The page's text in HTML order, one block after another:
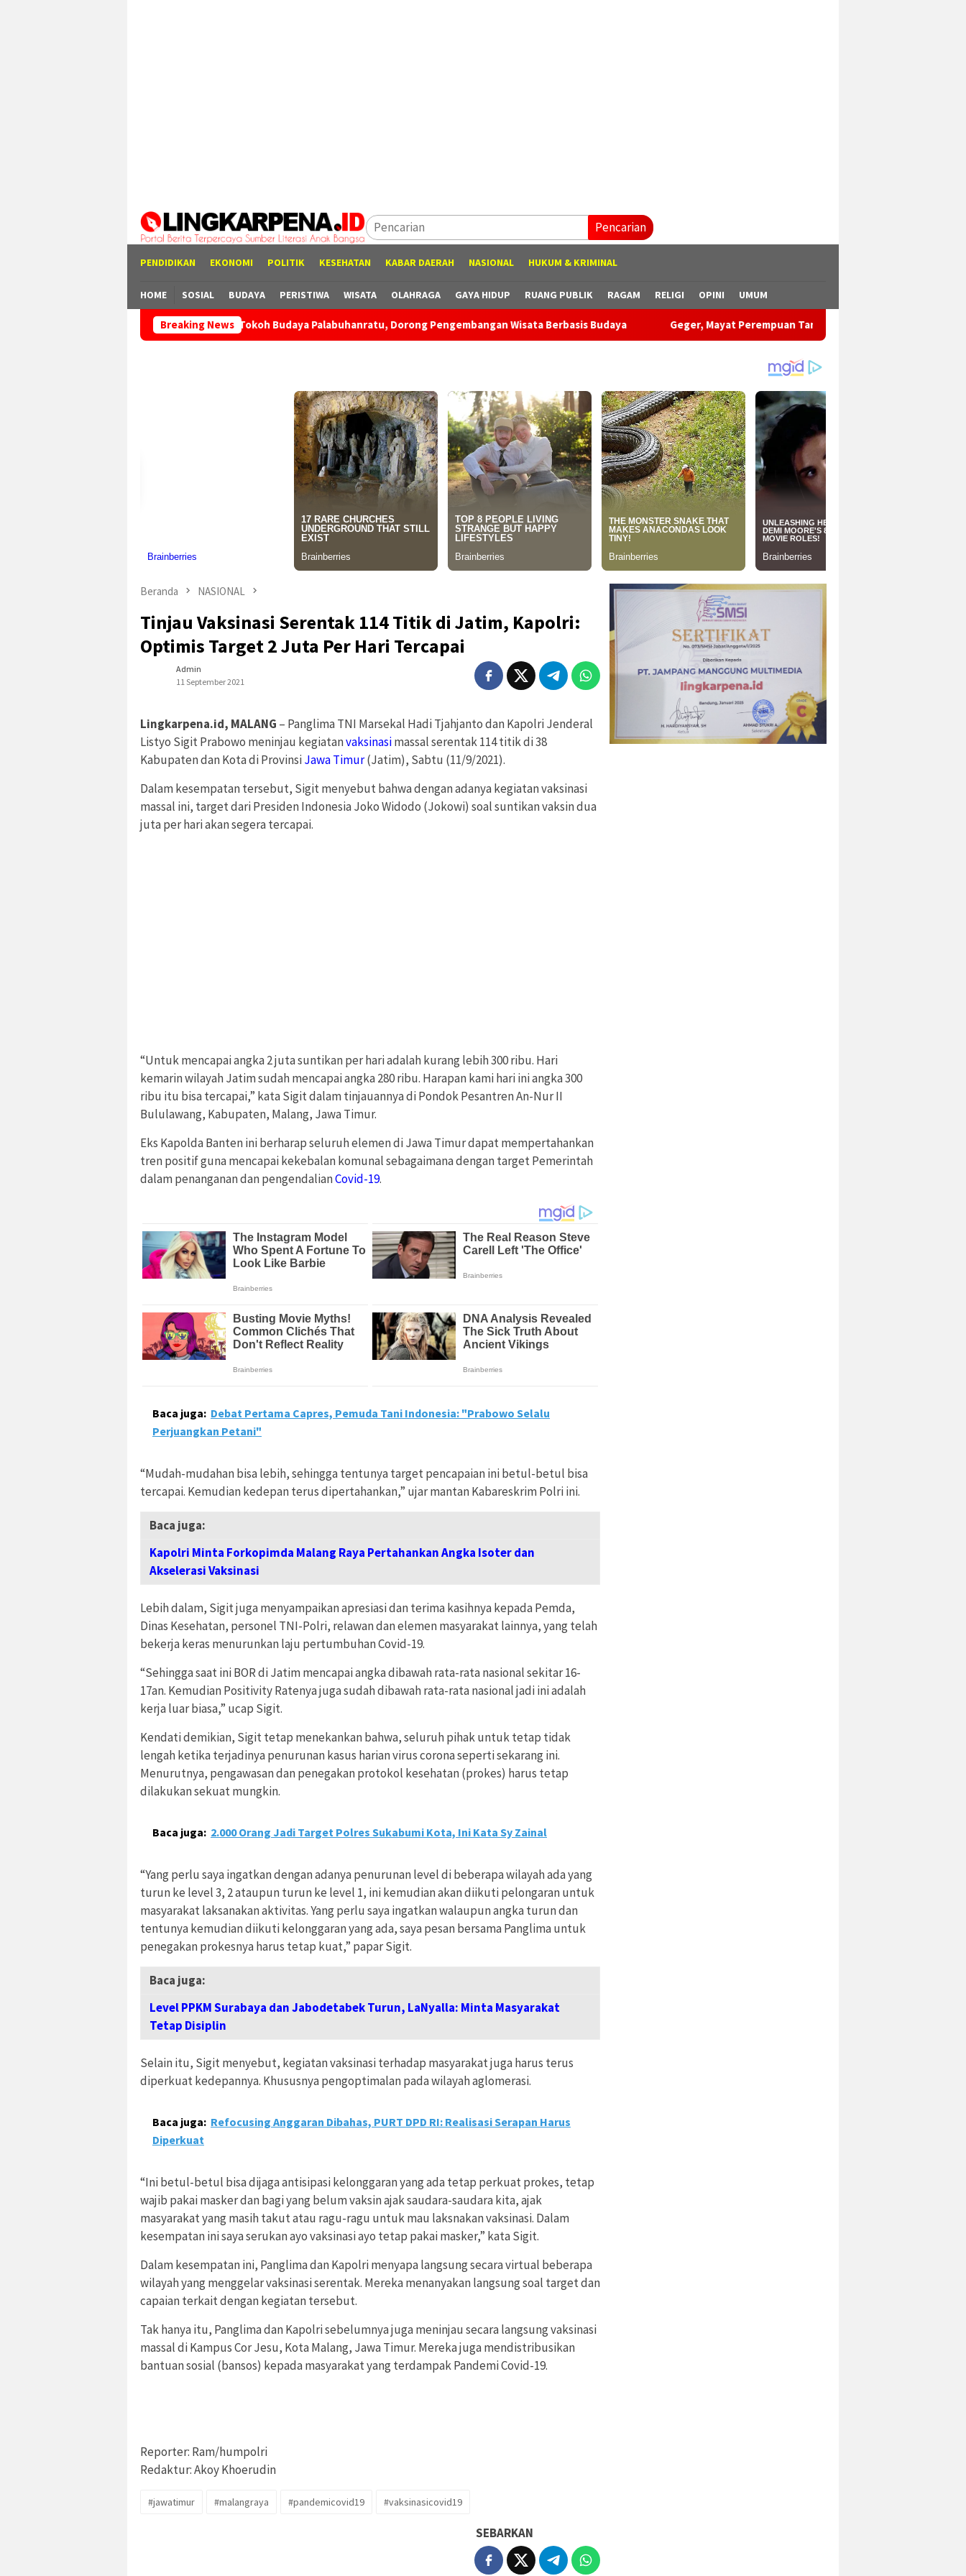
Pencarian
PENDIDIKAN EKONOMI POLITIK KESEHATAN KABAR DAERAH NASIONAL HUKUM & KRIMINAL
HOME SOSIAL BUDAYA PERISTIWA WISATA OLAHRAGA GAYA HIDUP RUANG PUBLIK RAGAM RELIGI OPINI UMUM
Breaking News
Sukabumi Sambangi Tokoh Budaya Palabuhanratu, Dorong Pengembangan Wisata Berbasis Budaya Geger, Mayat Perempuan Tanpa Identitas Ditemukan Mengambang di Sungai
Beranda NASIONAL
Tinjau Vaksinasi Serentak 114 Titik di Jatim, Kapolri:
Optimis Target 2 Juta Per Hari Tercapai
Admin
11 September 2021
Lingkarpena.id, MALANG – Panglima TNI Marsekal Hadi Tjahjanto dan Kapolri Jenderal
Listyo Sigit Prabowo meninjau kegiatanvaksinasimassal serentak 114 titik di 38
Kabupaten dan Kota di ProvinsiJawa Timur(Jatim), Sabtu (11/9/2021).
Dalam kesempatan tersebut, Sigit menyebut bahwa dengan adanya kegiatan vaksinasi
massal ini, target dari Presiden Indonesia Joko Widodo (Jokowi) soal suntikan vaksin dua
juta per hari akan segera tercapai.
“Untuk mencapai angka 2 juta suntikan per hari adalah kurang lebih 300 ribu. Hari
kemarin wilayah Jatim sudah mencapai angka 280 ribu. Harapan kami hari ini angka 300
ribu itu bisa tercapai,” kata Sigit dalam tinjauannya di Pondok Pesantren An-Nur II
Bululawang, Kabupaten, Malang, Jawa Timur.
Eks Kapolda Banten ini berharap seluruh elemen di Jawa Timur dapat mempertahankan
tren positif guna mencapai kekebalan komunal sebagaimana dengan target Pemerintah
dalam penanganan dan pengendalianCovid-19.
Baca juga: Debat Pertama Capres, Pemuda Tani Indonesia: "Prabowo Selalu
Perjuangkan Petani"
“Mudah-mudahan bisa lebih, sehingga tentunya target pencapaian ini betul-betul bisa
tercapai. Kemudian kedepan terus dipertahankan,” ujar mantan Kabareskrim Polri ini.
Baca juga:
Kapolri Minta Forkopimda Malang Raya Pertahankan Angka Isoter dan
Akselerasi Vaksinasi
Lebih dalam, Sigit juga menyampaikan apresiasi dan terima kasihnya kepada Pemda,
Dinas Kesehatan, personel TNI-Polri, relawan dan elemen masyarakat lainnya, yang telah
bekerja keras menurunkan laju pertumbuhan Covid-19.
“Sehingga saat ini BOR di Jatim mencapai angka dibawah rata-rata nasional sekitar 16-
17an. Kemudian Positivity Ratenya juga sudah dibawah rata-rata nasional jadi ini adalah
kerja luar biasa,” ucap Sigit.
Kendati demikian, Sigit tetap menekankan bahwa, seluruh pihak untuk tetap tidak
lengah ketika terjadinya penurunan kasus harian virus corona seperti sekarang ini.
Menurutnya, pengawasan dan penegakan protokol kesehatan (prokes) harus tetap
dilakukan sekuat mungkin.
Baca juga: 2.000 Orang Jadi Target Polres Sukabumi Kota, Ini Kata Sy Zainal
“Yang perlu saya ingatkan dengan adanya penurunan level di beberapa wilayah ada yang
turun ke level 3, 2 ataupun turun ke level 1, ini kemudian akan diikuti pelongaran untuk
masyarakat laksanakan aktivitas. Yang perlu saya ingatkan walaupun angka turun dan
tentunya kemudian diikuti kelonggaran yang ada, saya pesan bersama Panglima untuk
penegakan prokesnya harus tetap kuat,” papar Sigit.
Baca juga:
Level PPKM Surabaya dan Jabodetabek Turun, LaNyalla: Minta Masyarakat
Tetap Disiplin
Selain itu, Sigit menyebut, kegiatan vaksinasi terhadap masyarakat juga harus terus
diperkuat kedepannya. Khususnya pengoptimalan pada wilayah aglomerasi.
Baca juga: Refocusing Anggaran Dibahas, PURT DPD RI: Realisasi Serapan Harus
Diperkuat
“Ini betul-betul bisa dijaga antisipasi kelonggaran yang ada tetap perkuat prokes, tetap
wajib pakai masker dan bagi yang belum vaksin ajak saudara-saudara kita, ajak
masyarakat yang masih takut atau ragu-ragu untuk mau laksnakan vaksinasi. Dalam
kesempatan ini saya serukan ayo vaksinasi ayo tetap pakai masker,” kata Sigit.
Dalam kesempatan ini, Panglima dan Kapolri menyapa langsung secara virtual beberapa
wilayah yang menggelar vaksinasi serentak. Mereka menanyakan langsung soal target dan
capaian terkait dengan kegiatan tersebut.
Tak hanya itu, Panglima dan Kapolri sebelumnya juga meninjau secara langsung vaksinasi
massal di Kampus Cor Jesu, Kota Malang, Jawa Timur. Mereka juga mendistribusikan
bantuan sosial (bansos) kepada masyarakat yang terdampak Pandemi Covid-19.
Reporter: Ram/humpolri
Redaktur: Akoy Khoerudin
#jawatimur #malangraya #pandemicovid19 #vaksinasicovid19
SEBARKAN